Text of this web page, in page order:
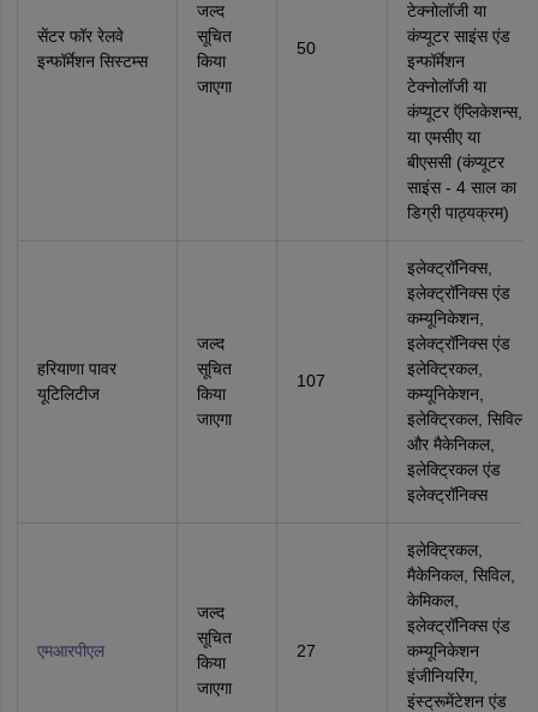
सेंटर फॉर रेलवे
इन्फॉर्मेशन सिस्टम्स
जल्द
सूचित
किया
जाएगा
50
टेक्नोलॉजी या
कंप्यूटर साइंस एंड
इन्फॉर्मेशन
टेक्नोलॉजी या
कंप्यूटर ऍप्लिकेशन्स,
या एमसीए या
बीएससी (कंप्यूटर
साइंस - 4 साल का
डिग्री पाठ्यक्रम)
हरियाणा पावर
यूटिलिटीज
जल्द
सूचित
किया
जाएगा
107
इलेक्ट्रॉनिक्स,
इलेक्ट्रॉनिक्स एंड
कम्यूनिकेशन,
इलेक्ट्रॉनिक्स एंड
इलेक्ट्रिकल,
कम्यूनिकेशन,
इलेक्ट्रिकल, सिविल
और मैकेनिकल,
इलेक्ट्रिकल एंड
इलेक्ट्रॉनिक्स
एमआरपीएल
जल्द
सूचित
किया
जाएगा
27
इलेक्ट्रिकल,
मैकेनिकल, सिविल,
केमिकल,
इलेक्ट्रॉनिक्स एंड
कम्यूनिकेशन
इंजीनियरिंग,
इंस्ट्रूमेंटेशन एंड